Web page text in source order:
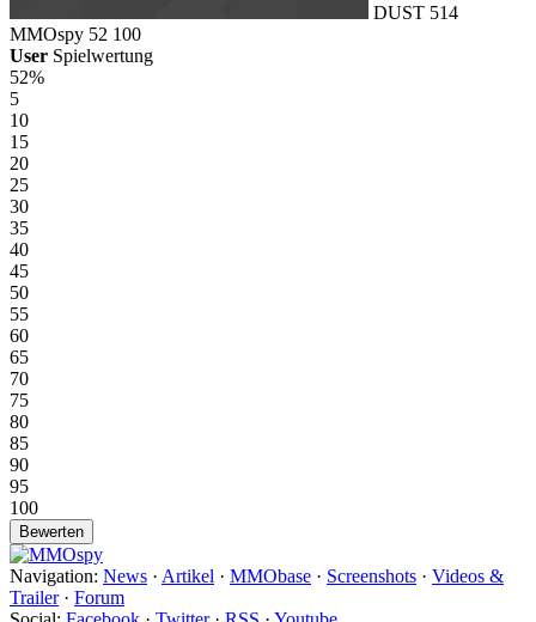
DUST 514
MMOspy 52 100
User Spielwertung
52%
5
10
15
20
25
30
35
40
45
50
55
60
65
70
75
80
85
90
95
100
Navigation: News · Artikel · MMObase · Screenshots · Videos &
Trailer· Forum